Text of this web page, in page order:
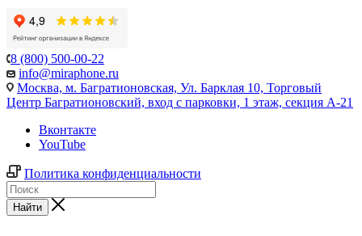
8 (800) 500-00-22
info@miraphone.ru
Москва, м. Багратионовская, Ул. Барклая 10, Торговый
Центр Багратионовский, вход с парковки, 1 этаж, секция А-21
Вконтакте
YouTube
Политика конфиденциальности
Найти